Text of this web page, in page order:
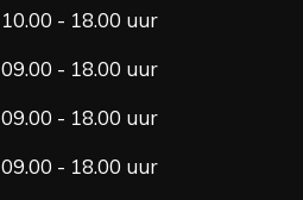
10.00 - 18.00 uur
09.00 - 18.00 uur
09.00 - 18.00 uur
09.00 - 18.00 uur